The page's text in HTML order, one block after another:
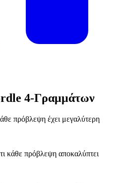
4-Γραμμάτων
πρόβλεψη έχει μεγαλύτερη
κάθε πρόβλεψη αποκαλύπτει